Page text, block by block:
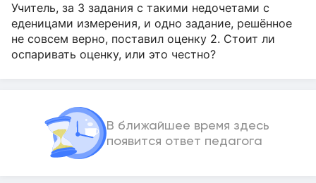
Учитель, за 3 задания с такими недочетами с
еденицами измерения, и одно задание, решëнное
не совсем верно, поставил оценку 2. Стоит ли
оспаривать оценку, или это честно?
В ближайшее время здесь
появится ответ педагога